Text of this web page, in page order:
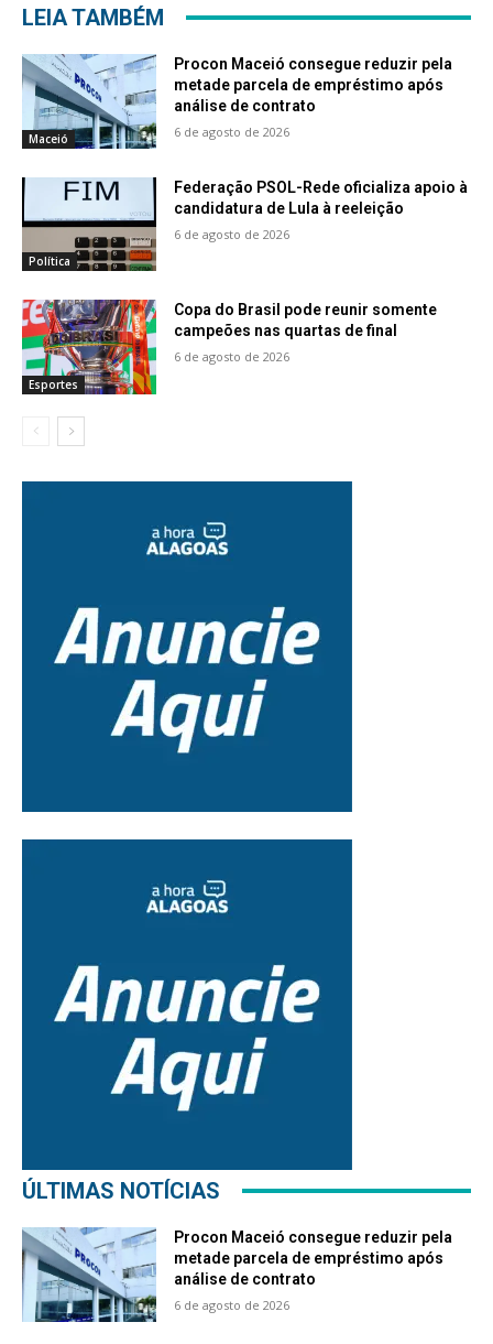
LEIA TAMBÉM
Maceió
Procon Maceió consegue reduzir pela
metade parcela de empréstimo após
análise de contrato
6 de agosto de 2026
Política
Federação PSOL-Rede oficializa apoio à
candidatura de Lula à reeleição
6 de agosto de 2026
Esportes
Copa do Brasil pode reunir somente
campeões nas quartas de final
6 de agosto de 2026
ÚLTIMAS NOTÍCIAS
Procon Maceió consegue reduzir pela
metade parcela de empréstimo após
análise de contrato
6 de agosto de 2026